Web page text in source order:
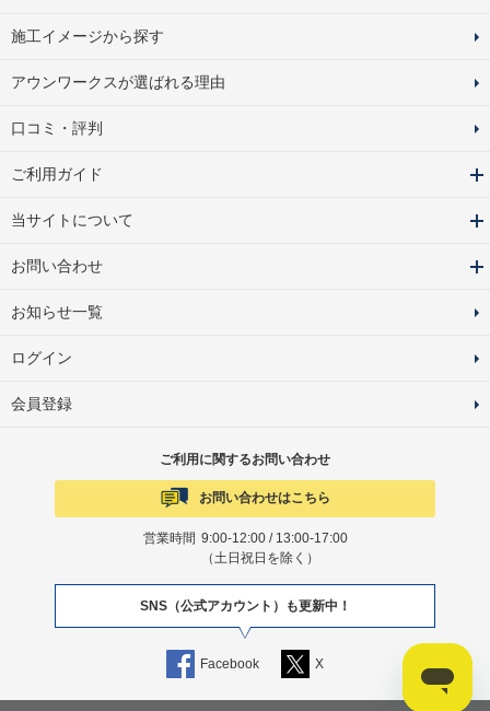
施工イメージから探す
アウンワークスが選ばれる理由
口コミ・評判
ご利用ガイド
当サイトについて
お問い合わせ
お知らせ一覧
ログイン
会員登録
ご利用に関するお問い合わせ
お問い合わせはこちら
営業時間 9:00-12:00 / 13:00-17:00
（土日祝日を除く）
SNS（公式アカウント）も更新中！
Facebook X